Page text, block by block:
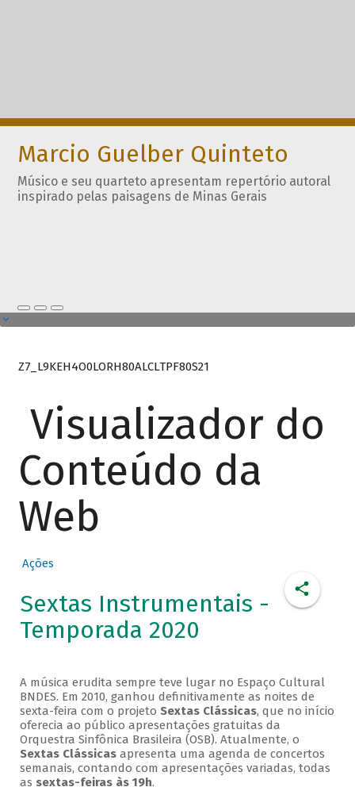
Marcio Guelber Quinteto
Músico e seu quarteto apresentam repertório autoral
inspirado pelas paisagens de Minas Gerais
Z7_L9KEH4O0LORH80ALCLTPF80S21
Visualizador do
Conteúdo da
Web
Ações
Sextas Instrumentais -
Temporada 2020
A música erudita sempre teve lugar no Espaço Cultural
BNDES. Em 2010, ganhou definitivamente as noites de
sexta-feira com o projeto Sextas Clássicas, que no início
oferecia ao público apresentações gratuitas da
Orquestra Sinfônica Brasileira (OSB). Atualmente, o
Sextas Clássicasapresenta uma agenda de concertos
semanais, contando com apresentações variadas, todas
as sextas-feiras às 19h.